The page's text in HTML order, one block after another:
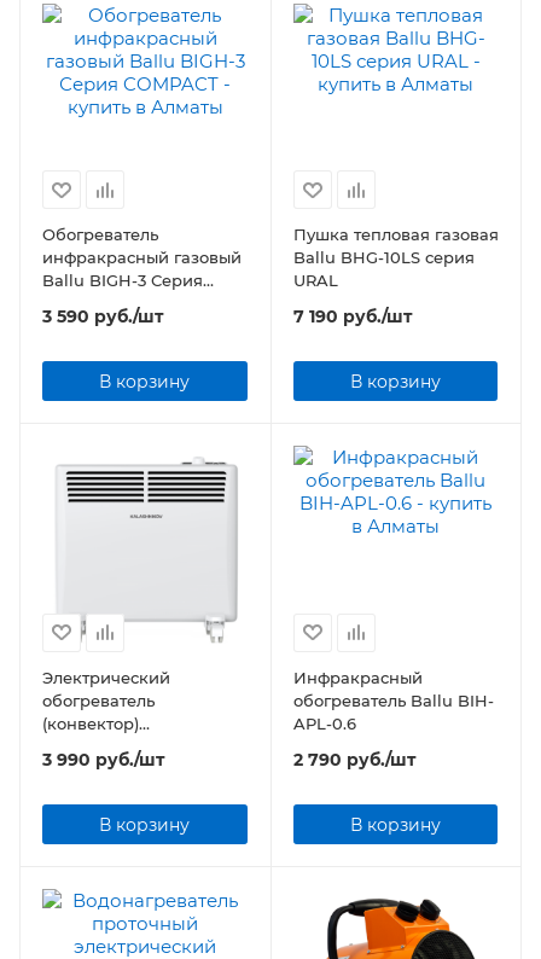
Обогреватель
инфракрасный газовый
Ballu BIGH-3 Серия
3 590 руб./шт
В корзину
Пушка тепловая газовая
Ballu BHG-10LS серия
URAL
7 190 руб./шт
В корзину
Электрический
обогреватель
(конвектор)
KALASHNIKOV KVCH-
E05M-11 (механическое
3 990 руб./шт
В корзину
Инфракрасный
обогреватель Ballu BIH-
APL-0.6
2 790 руб./шт
В корзину